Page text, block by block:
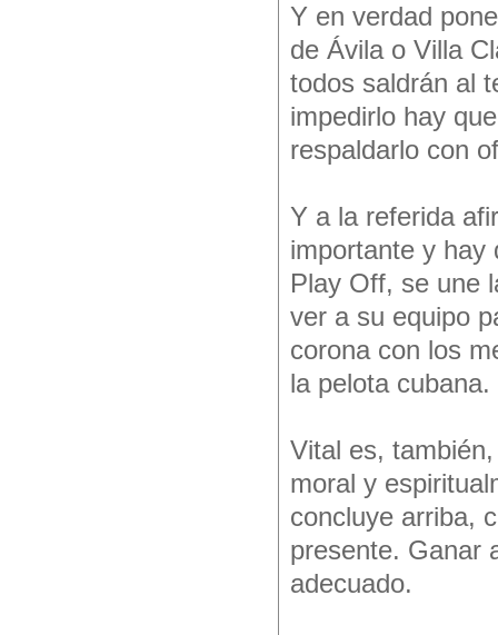
Y en verdad
de Ávila o Villa
todos saldrán al
impedirlo hay
respaldarlo con
Y a la referida
importante y hay
Play Off, se une
ver a su equipo
corona con los
la pelota cubana.
Vital es,
moral y
concluye arriba,
presente. Ganar
adecuado.